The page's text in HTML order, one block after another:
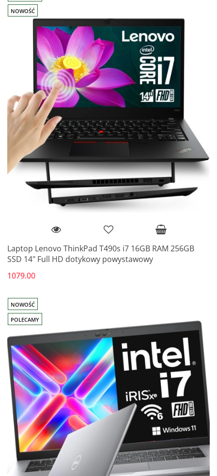
NOWOŚĆ
Laptop Lenovo ThinkPad T490s i7 16GB RAM 256GB
SSD 14" Full HD dotykowy powystawowy
1079.00
NOWOŚĆ
POLECAMY